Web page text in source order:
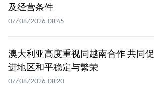
及经营条件
07/08/2026 08:45
澳大利亚高度重视同越南合作 共同促
进地区和平稳定与繁荣
07/08/2026 08:20